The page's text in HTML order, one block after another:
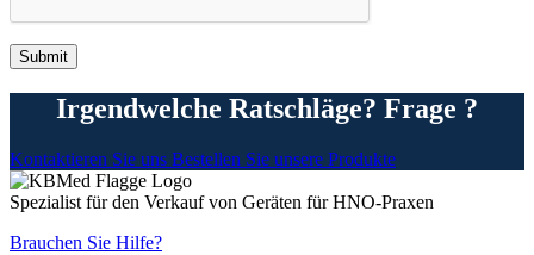
Irgendwelche Ratschläge? Frage ?
Kontaktieren Sie uns Bestellen Sie unsere Produkte
Spezialist für den Verkauf von Geräten für HNO-Praxen
Brauchen Sie Hilfe?